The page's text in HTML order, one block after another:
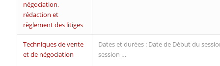
négociation,
rédaction et
règlement des litiges
Techniques de vente
et de négociation
Dates et durées : Date de Début du
session …